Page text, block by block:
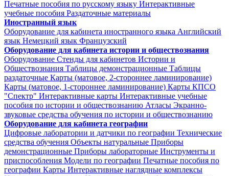
Печатные пособия по русскому языку Интерактивные
учебные пособия Раздаточные материалы
Иностранный язык
Оборудование для кабинета иностранного языка Английский
язык Немецкий язык Французский
Оборудование для кабинета истории и обществознания
Оборудование Стенды для кабинетов Истории и
Обществознания Таблицы демонстрационные Таблицы
раздаточные Карты (матовое, 2-стороннее ламинирование)
Карты (матовое, 1-стороннее ламинирование) Карты КПСО
"Спектр" Интерактивные карты Интерактивные учебные
пособия по истории и обществознанию Атласы Экранно-
звуковые средства обучения по истории и обществознанию
Оборудование для кабинета географии
Цифровые лаборатории и датчики по географии Технические
средства обучения Объекты натуральные Приборы
демонстрационные Приборы лабораторные Инструменты и
приспособления Модели по географии Печатные пособия по
географии Карты Интерактивные наглядные комплексы